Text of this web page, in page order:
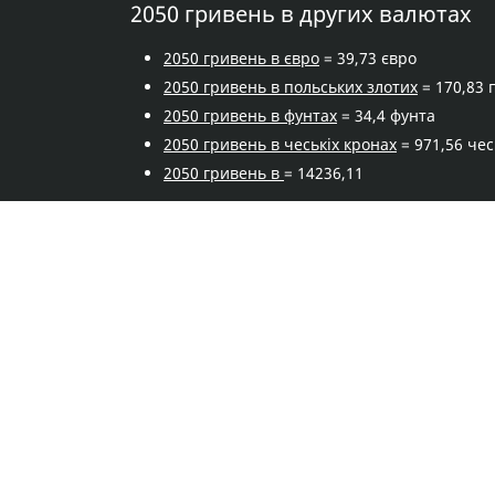
2050 гривень в других валютах
2050 гривень в євро = 39,73 євро
2050 гривень в польських злотих = 170,83
2050 гривень в фунтах = 34,4 фунта
2050 гривень в чеськіх кронах = 971,56
2050 гривень в = 14236,11